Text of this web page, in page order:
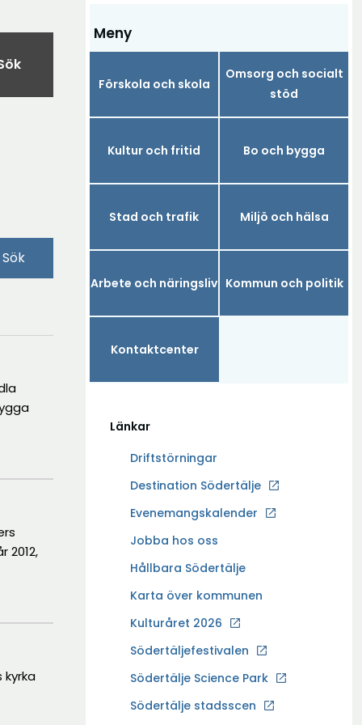
Meny
Förskola och skola
Omsorg och socialt
stöd
Kultur och fritid Bo och bygga
Stad och trafik Miljö och hälsa
Arbete och näringsliv Kommun och politik
Kontaktcenter
Länkar
Driftstörningar
Destination Södertälje
Ö
p
n
a
y
t
f
ö
Evenemangskalender
Jobba hos oss
Ö
p
n
a
y
t
Hållbara Södertälje
Karta över kommunen
Kulturåret 2026
Södertäljefestivalen
Södertälje Science Park
Ö
p
Södertälje stadsscen
Sök
2012,